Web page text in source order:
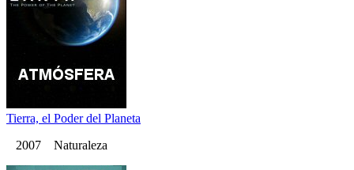
Tierra, el Poder del Planeta
2007 Naturaleza